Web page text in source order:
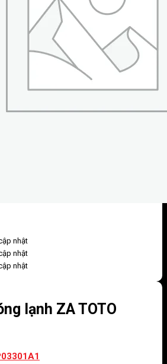
nhật
nhật
nhật
lạnh ZA TOTO